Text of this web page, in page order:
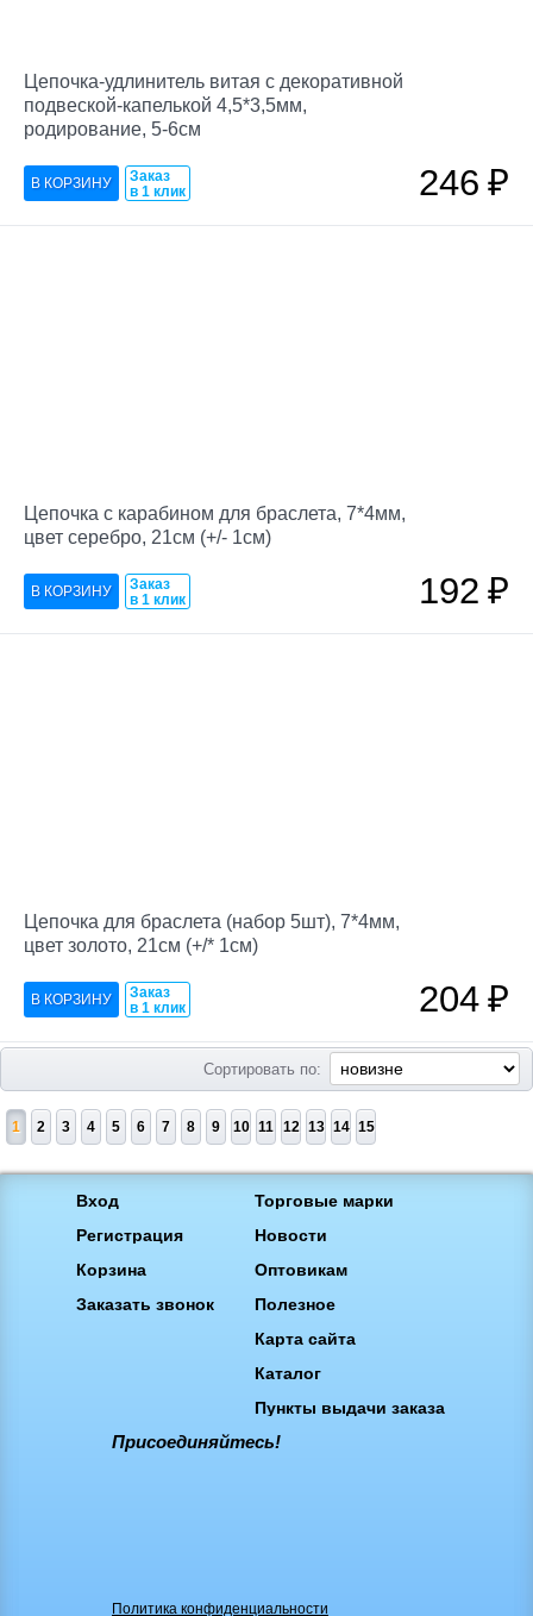
Цепочка-удлинитель витая с декоративной
подвеской-капелькой 4,5*3,5мм,
родирование, 5-6см
Заказ
в 1 клик
246₽
Цепочка с карабином для браслета, 7*4мм,
цвет серебро, 21см (+/- 1см)
Заказ
в 1 клик
192₽
Цепочка для браслета (набор 5шт), 7*4мм,
цвет золото, 21см (+/* 1см)
Заказ
в 1 клик
204₽
Сортировать по:
1 2 3 4 5 6 7 8 9 10 11 12 13 14 15
Вход
Регистрация
Корзина
Заказать звонок
Торговые марки
Новости
Оптовикам
Полезное
Карта сайта
Каталог
Пункты выдачи заказа
Присоединяйтесь!
Политика конфиденциальности